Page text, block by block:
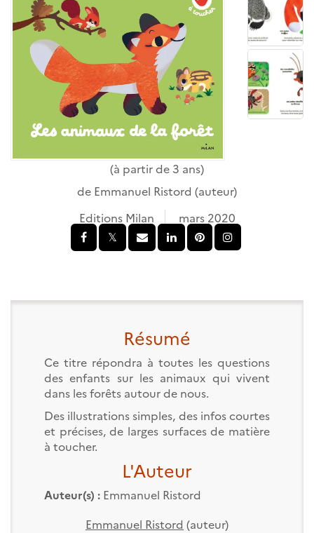
(à partir de 3 ans)
de Emmanuel Ristord (auteur)
Editions Milan
mars 2020
Résumé
Ce titre répondra à toutes les questions
des enfants sur les animaux qui vivent
dans les forêts autour de nous.
Des illustrations simples, des infos courtes
et précises, de larges surfaces de matière
à toucher.
L'Auteur
Auteur(s) : Emmanuel Ristord
Emmanuel Ristord (auteur)